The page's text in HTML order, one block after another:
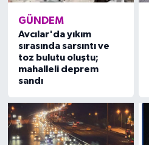
GÜNDEM
Avcılar'da yıkım
sırasında sarsıntı ve
toz bulutu oluştu;
mahalleli deprem
sandı
Yaşam
Yerel